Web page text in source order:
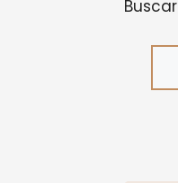
Buscar